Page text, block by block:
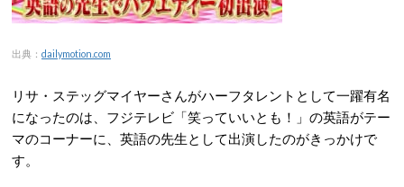
出典： dailymotion.com
リサ・ステッグマイヤーさんがハーフタレントとして一躍有名
になったのは、フジテレビ「笑っていいとも！」の英語がテー
マのコーナーに、英語の先生として出演したのがきっかけで
す。